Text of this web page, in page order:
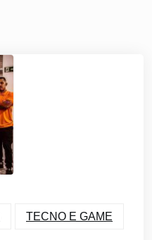
TECNO E GAME